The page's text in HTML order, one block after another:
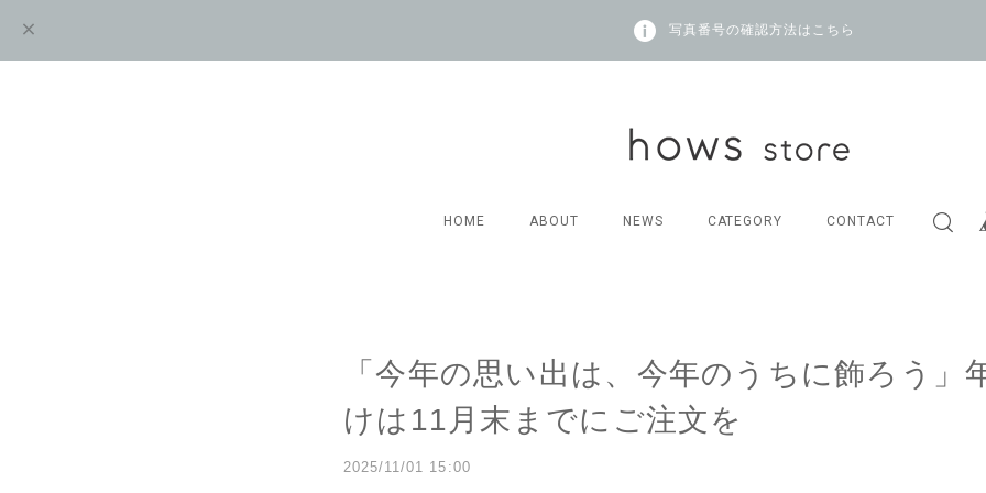
写真番号の確認方法はこちら
HOME ABOUT NEWS CATEGORY CONTACT
「今年の思い出は、今年のうちに飾ろう」
けは11月末までにご注文を
2025/11/01 15:00